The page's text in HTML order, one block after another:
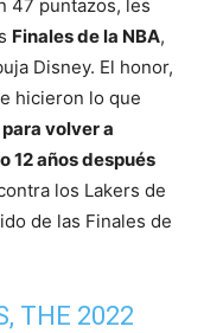
47 puntazos, les
Finales de la NBA,
Disney. El honor,
hicieron lo que
para volver a
12 años después
los Lakers de
de las Finales de
THE 2022